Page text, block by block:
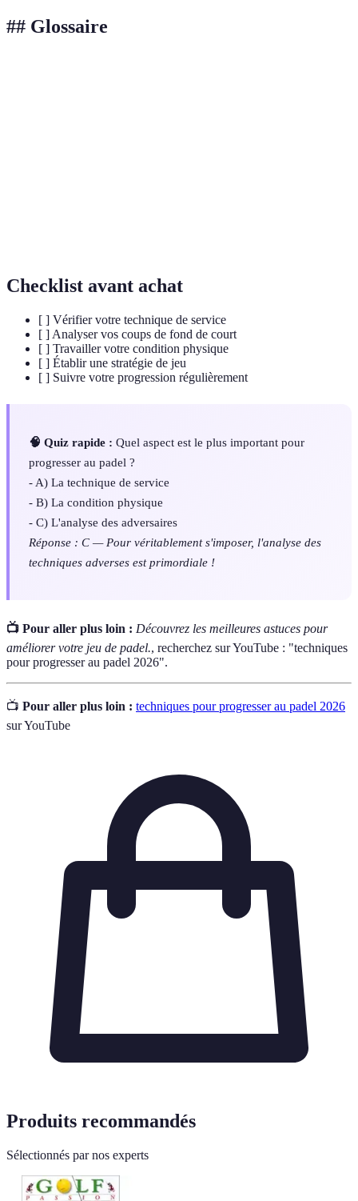
## Glossaire
Checklist avant achat
[ ] Vérifier votre technique de service
[ ] Analyser vos coups de fond de court
[ ] Travailler votre condition physique
[ ] Établir une stratégie de jeu
[ ] Suivre votre progression régulièrement
🧠 Quiz rapide : Quel aspect est le plus important pour
progresser au padel ?
- A) La technique de service
- B) La condition physique
- C) L'analyse des adversaires
Réponse : C — Pour véritablement s'imposer, l'analyse des
techniques adverses est primordiale !
📺 Pour aller plus loin : Découvrez les meilleures astuces pour
améliorer votre jeu de padel., recherchez sur YouTube : "techniques
pour progresser au padel 2026".
📺 Pour aller plus loin : techniques pour progresser au padel 2026
sur YouTube
Produits recommandés
Sélectionnés par nos experts